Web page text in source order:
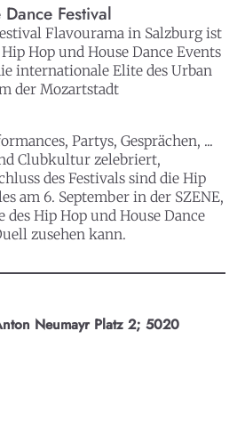
Festival
Flavourama in Salzburg ist
Hop und House Dance Events
internationale Elite des Urban
der Mozartstadt
Partys, Gesprächen, ...
Clubkultur zelebriert,
des Festivals sind die Hip
am 6. September in der SZENE,
des Hip Hop und House Dance
zusehen kann.
Neumayr Platz 2; 5020